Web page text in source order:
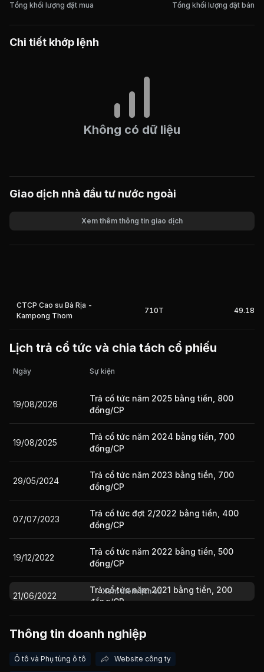
Tổng khối lượng đặt mua Tổng khối lượng đặt bán
Chi tiết khớp lệnh
Không có dữ liệu
Giao dịch nhà đầu tư nước ngoài
Giá trị giao dịch nhà đầu tư nước ngoài 10 phiên gần nhất
Xem thêm thông tin giao dịch
CTCP Cao su Bà Rịa -
Kampong Thom
710T 49.18%
Lịch trả cổ tức và chia tách cổ phiếu
Ngày Sự kiện
19/08/2026
Trả cổ tức năm 2025 bằng tiền, 800
đồng/CP
19/08/2025
Trả cổ tức năm 2024 bằng tiền, 700
đồng/CP
29/05/2024
Trả cổ tức năm 2023 bằng tiền, 700
đồng/CP
07/07/2023
Trả cổ tức đợt 2/2022 bằng tiền, 400
đồng/CP
19/12/2022
Trả cổ tức năm 2022 bằng tiền, 500
đồng/CP
21/06/2022
Trả cổ tức năm 2021 bằng tiền, 200
đồng/CP
17/12/2021 Cổ tức bằng Tiền, tỷ lệ 4.5%
Xem thêm lịch sử
Thông tin doanh nghiệp
Ô tô và Phụ tùng ô tô Website công ty